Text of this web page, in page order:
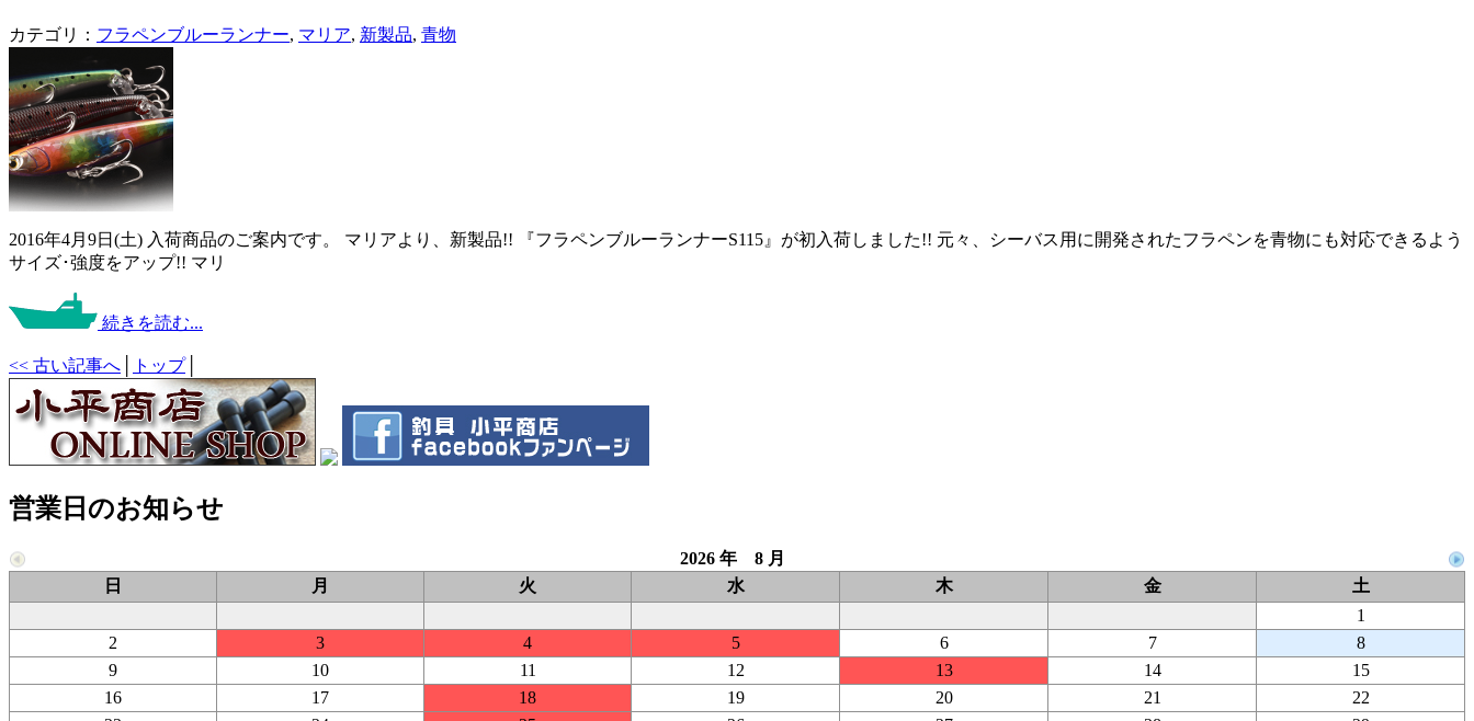
カテゴリ： フラペンブルーランナー, マリア, 新製品, 青物
2016年4月9日(土) 入荷商品のご案内です。 マリアより、新製品!! 『フラペンブルーランナーS115』が初入荷しました!! 元々、シーバス用に開発されたフラペンを青物にも対応できるよう
サイズ･強度をアップ!! マリ
続きを読む...
<< 古い記事へ トップ│
営業日のお知らせ
2026 年 8 月
日
月 火 水 木 金
土
1
2
3 4 5 6 7
8
9
10 11 12 13 14
15
16
17 18 19 20 21
22